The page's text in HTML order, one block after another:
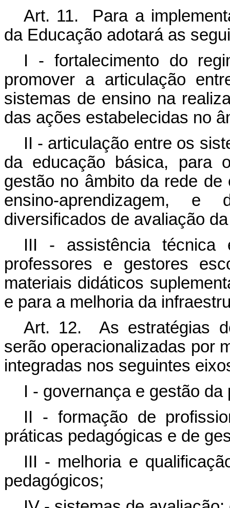
Art. 11. Para a
da Educação adotará as
I - fortalecimento do
promover a articulação
sistemas de ensino na
das ações estabelecidas no
II - articulação entre os
da educação básica, para
gestão no âmbito da rede
ensino-aprendizagem, e
diversificados de avaliação
III - assistência técnica
professores e gestores
materiais didáticos
e para a melhoria da
Art. 12. As estratégias
serão operacionalizadas por
integradas nos seguintes
I - governança e gestão
II - formação de
práticas pedagógicas e de
III - melhoria e
pedagógicos;